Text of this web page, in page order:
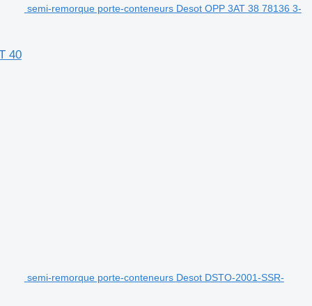
semi-remorque porte-conteneurs Desot OPP 3AT 38 78136 3-
40
semi-remorque porte-conteneurs Desot DSTO-2001-SSR-